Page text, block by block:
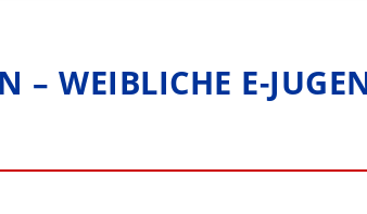
– WEIBLICHE E-